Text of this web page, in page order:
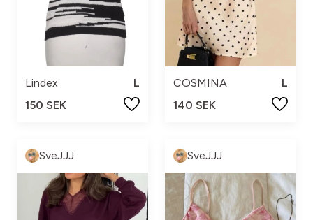
Lindex
L
150 SEK
COSMINA
L
140 SEK
SveJJJ SveJJJ